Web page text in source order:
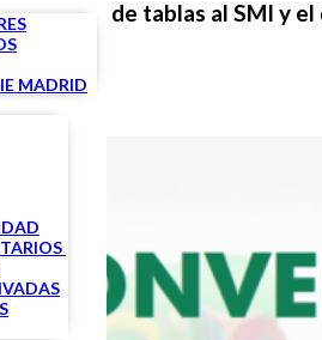
MADRID
de tablas al SMI